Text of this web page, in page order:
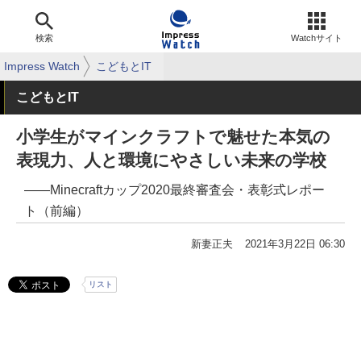
検索 Watchサイト
Impress Watch こどもとIT
こどもとIT
小学生がマインクラフトで魅せた本気の
表現力、人と環境にやさしい未来の学校
――Minecraftカップ2020最終審査会・表彰式レポー
ト（前編）
新妻正夫 2021年3月22日 06:30
リスト